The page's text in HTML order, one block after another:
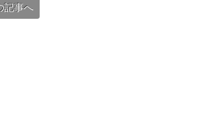
記事へ